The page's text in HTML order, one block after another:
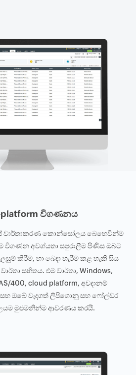
platform විගණනය
වාර්තාකරණ කොන්සෝලය බෙහෙවින්ම
විගණන අවශ්යතා සපුරාලීම පිණිස ඔබට
කිරීම, හා බෙදා හැරීම කළ හැකි සිය
සහිතය. එම වාර්තා, Windows,
400, cloud platform, අවදානම්
ඔබේ වැදගත් ලිපිගොනු සහ ෆෝල්ඩර
මුළුමනින්ම ආවරණය කරයි.